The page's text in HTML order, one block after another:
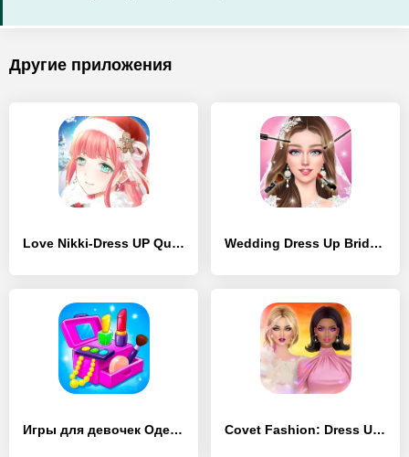
Другие приложения
Love Nikki-Dress UP Queen - [Взлом/МОД Бесконечные деньги] Wedding Dress Up Bridal Makeup - [Взлом/МОД Unlocked]
Игры для девочек Одежда, Куклы - [Взлом/МОД Бесконечные деньги] Covet Fashion: Dress Up Game - [Взлом/МОД Все открыто]